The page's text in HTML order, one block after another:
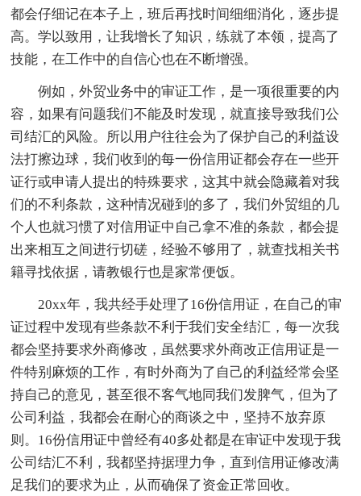
都会仔细记在本子上，班后再找时间细细消化，逐步提
高。学以致用，让我增长了知识，练就了本领，提高了
技能，在工作中的自信心也在不断增强。
例如，外贸业务中的审证工作，是一项很重要的内
容，如果有问题我们不能及时发现，就直接导致我们公
司结汇的风险。所以用户往往会为了保护自己的利益设
法打擦边球，我们收到的每一份信用证都会存在一些开
证行或申请人提出的特殊要求，这其中就会隐藏着对我
们的不利条款，这种情况碰到的多了，我们外贸组的几
个人也就习惯了对信用证中自己拿不准的条款，都会提
出来相互之间进行切磋，经验不够用了，就查找相关书
籍寻找依据，请教银行也是家常便饭。
20xx年，我共经手处理了16份信用证，在自己的审
证过程中发现有些条款不利于我们安全结汇，每一次我
都会坚持要求外商修改，虽然要求外商改正信用证是一
件特别麻烦的工作，有时外商为了自己的利益经常会坚
持自己的意见，甚至很不客气地同我们发脾气，但为了
公司利益，我都会在耐心的商谈之中，坚持不放弃原
则。16份信用证中曾经有40多处都是在审证中发现于我
公司结汇不利，我都坚持据理力争，直到信用证修改满
足我们的要求为止，从而确保了资金正常回收。